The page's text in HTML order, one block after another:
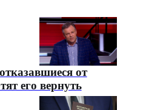
от
его вернуть